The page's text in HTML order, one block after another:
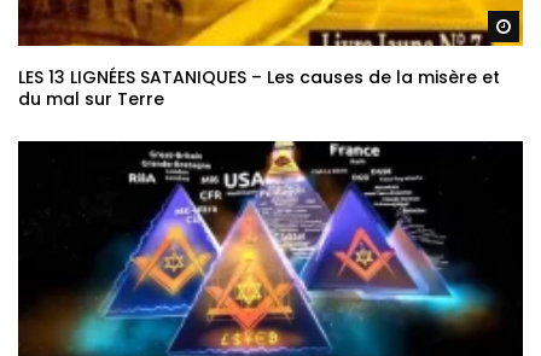
LES 13 LIGNÉES SATANIQUES – Les causes de la misère et
du mal sur Terre